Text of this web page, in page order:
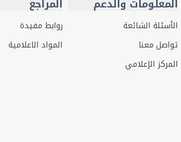
المعلومات والدعم
الأسئلة الشائعة
تواصل معنا
المركز الإعلامي
المراجع
روابط مفيدة
المواد الاعلامية